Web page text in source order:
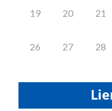
19 20 21
26 27 28